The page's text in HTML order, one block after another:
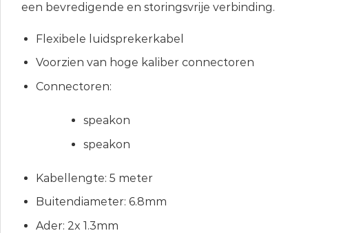
een bevredigende en storingsvrije verbinding.
Flexibele luidsprekerkabel
Voorzien van hoge kaliber connectoren
Connectoren:
speakon
speakon
Kabellengte: 5 meter
Buitendiameter: 6.8mm
Ader: 2x 1.3mm